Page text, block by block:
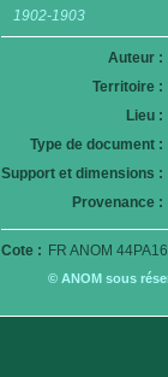
1902-1903
Auteur :
Territoire :
Lieu :
Type de document :
Support et dimensions :
Provenance :
Cote : FR ANOM
© ANOM sous